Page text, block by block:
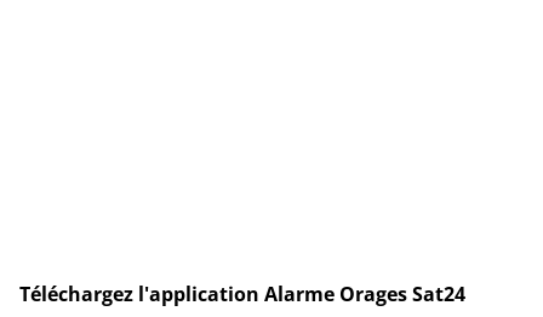
Téléchargez l'application Alarme Orages Sat24